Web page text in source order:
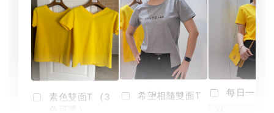
素色雙面T (3
希望相隨雙面T 每日一笑